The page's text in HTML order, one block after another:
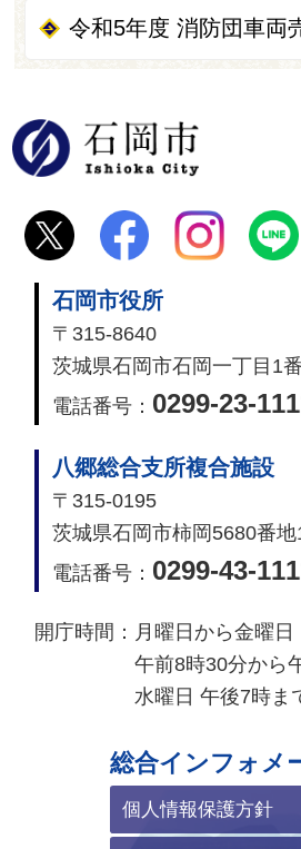
令和5年度 消防団車両
石岡市役所
〒315-8640
茨城県石岡市石岡一丁目1
電話番号： 0299-23-
八郷総合支所複合施設
〒315-0195
茨城県石岡市柿岡5680番地
電話番号： 0299-43-
開庁時間： 月曜日から金曜日
午前8時30分から
水曜日 午後7時ま
総合インフォメ
個人情報保護方針